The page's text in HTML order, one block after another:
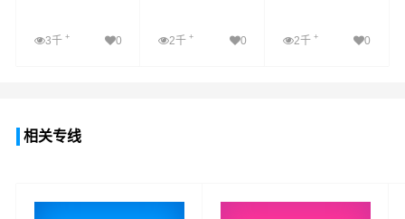
3千 + 0 2千+ 0 2千 + 0
相关专线